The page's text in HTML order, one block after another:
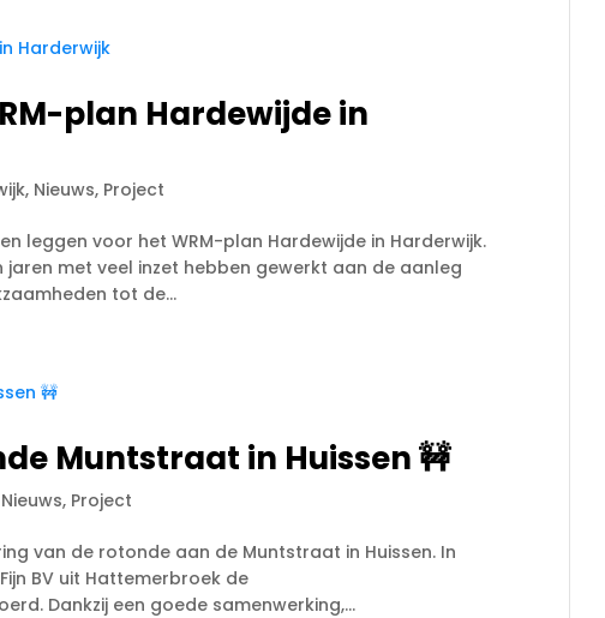
plan Hardewijde in
, Nieuws, Project
leggen voor het WRM-plan Hardewijde in Harderwijk.
met veel inzet hebben gewerkt aan de aanleg
tot de...
Muntstraat in Huissen 🚧
Nieuws, Project
van de rotonde aan de Muntstraat in Huissen. In
BV uit Hattemerbroek de
Dankzij een goede samenwerking,...